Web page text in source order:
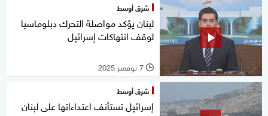
شرق أوسط
لبنان يؤكد مواصلة التحرك دبلوماسيا
لوقف انتهاكات إسرائيل
l 7 نوفمبر 2025
شرق أوسط
إسرائيل تستأنف اعتداءاتها على لبنان